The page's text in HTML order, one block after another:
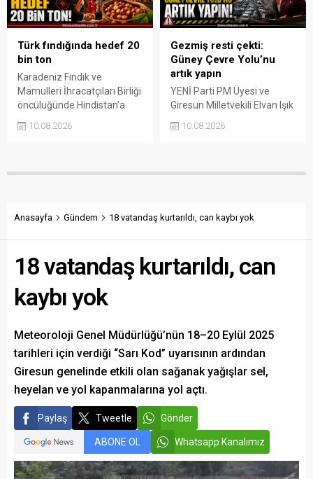
üzerine çıkmasını bekliyor.
Türk fındığında hedef 20
bin ton
Karadeniz Fındık ve
Mamulleri İhracatçıları Birliği
öncülüğünde Hindistan’a
ihracatçıları, Yeni Delhi ve
oturdu. Sektörün ilk hedefi
tonun üzerine çıkarmak.
10.08.2026
Gezmiş resti çekti:
Güney Çevre Yolu’nu
artık yapın
YENİ Parti PM Üyesi ve
Giresun Milletvekili Elvan Işık
Kurulu’nda Giresun trafik
merkezinde yaşanan
Güney Çevre Yolu Projesi
10.08.2026
Anasayfa Gündem 18 vatandaş kurtarıldı, can kaybı yok
18 vatandaş kurtarıldı, can
kaybı yok
Meteoroloji Genel Müdürlüğü’nün 18–20 Eylül 2025
tarihleri için verdiği “Sarı Kod” uyarısının ardından
Giresun genelinde etkili olan sağanak yağışlar sel,
heyelan ve yol kapanmalarına yol açtı.
Paylaş Tweetle Gönder
ABONE OL Whatsapp Kanalımız